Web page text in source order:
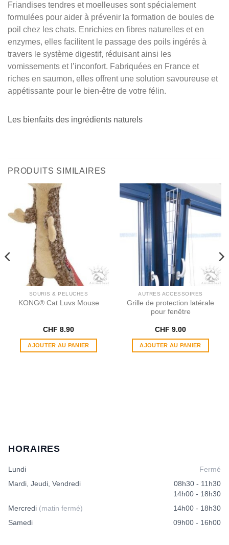
Friandises tendres et moelleuses sont spécialement
formulées pour aider à prévenir la formation de boules de
poil chez les chats. Enrichies en fibres naturelles et en
enzymes, elles facilitent le passage des poils ingérés à
travers le système digestif, réduisant ainsi les
vomissements et l’inconfort. Fabriquées en France et
riches en saumon, elles offrent une solution savoureuse et
appétissante pour le bien-être de votre félin.
Les bienfaits des ingrédients naturels
pelage. Renforce le système immunitaire
Levure de bière
Favorise le développement des bonnes bactéries
présentes dans l’intestin
Patate Douce
Aide à maintenir un poids santé et un taux de sucre bas
dans le sang
dans le sang équilibré
Papaïne
La papaïne, issue de la papaye, est un complément qui
améliore la digestion des protéines et la santé digestive du
chat en contrôlant les boules de poils.
PRODUITS SIMILAIRES
SOURIS & PELUCHES
KONG® Cat Luvs Mouse
CHF 8.90
AJOUTER AU PANIER
AUTRES ACCESSOIRES
Grille de protection latérale
pour fenêtre
CHF 9.00
AJOUTER AU PANIER
HORAIRES
Lundi
Fermé
Mardi, Jeudi, Vendredi
08h30 - 11h30
14h00 - 18h30
Mercredi (matin fermé)
14h00 - 18h30
Samedi
09h00 - 16h00